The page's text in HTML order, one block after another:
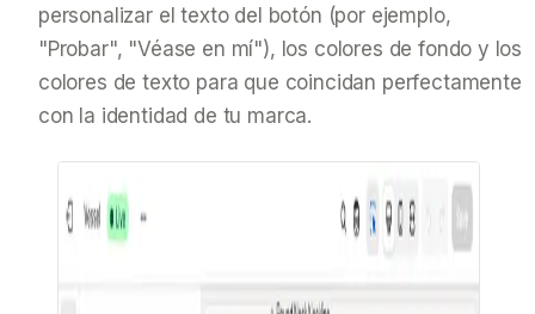
personalizar el texto del botón (por ejemplo,
"Probar", "Véase en mí"), los colores de fondo y los
colores de texto para que coincidan perfectamente
con la identidad de tu marca.